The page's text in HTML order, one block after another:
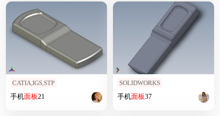
CATIA,IGS,STP
手机面板21
SOLIDWORKS
手机面板37